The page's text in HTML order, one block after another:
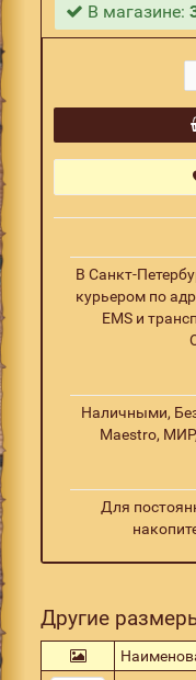
В магазине:
В Санкт-
курьером по
EMS и
Наличными,
Maestro,
Для
Другие